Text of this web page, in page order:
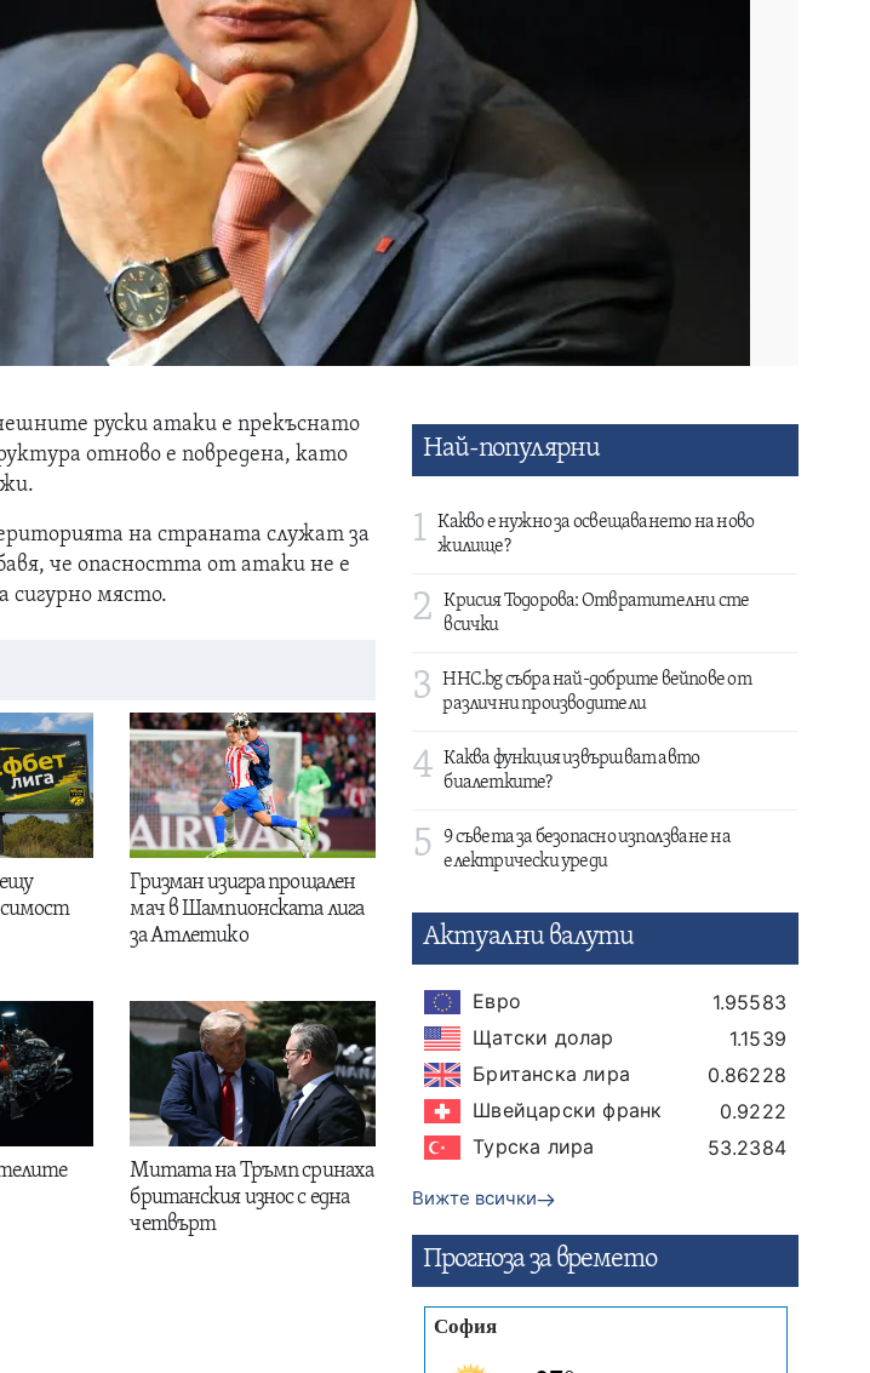
руски атаки е прекъснато
отново е повредена, като
на страната служат за
че опасността от атаки не е
сигурно място.
Гризман изигра прощален
мач в Шампионската лига
за Атлетико
Митата на Тръмп сринаха
британския износ с една
четвърт
Най-популярни
1
Какво е нужно за освещаването на ново
жилище?
2
Крисия Тодорова: Отвратителни сте
всички
3
HHC.bg събра най-добрите вейпове от
различни производители
4 Каква функция извършват авто
биалетките?
5
9 съвета за безопасно използване на
електрически уреди
Актуални валути
Евро
1.95583
Щатски долар
1.1539
Британска лира
0.86228
Швейцарски франк
0.9222
Турска лира
53.2384
Вижте всички
Прогнозa за времето